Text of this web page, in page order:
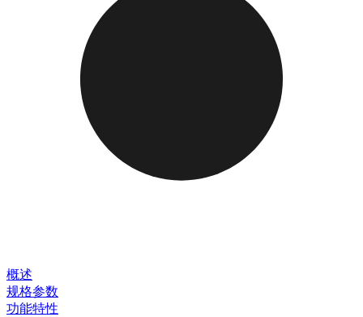
概述
规格参数
功能特性